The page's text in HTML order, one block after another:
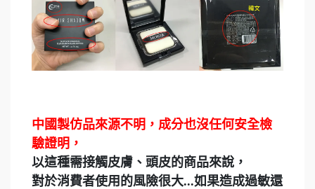
中國製仿品來源不明，成分也沒任何安全檢
驗證明，
以這種需接觸皮膚、頭皮的商品來說，
對於消費者使用的風險很大...如果造成過敏還